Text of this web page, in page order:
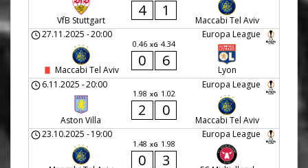
VfB Stuttgart
4 1
Maccabi Tel Aviv
Europa League
27.11.2025 -20:00
Maccabi Tel Aviv
0.46 xG 4.34
0 6
Lyon
Europa League
6.11.2025 -20:00
Aston Villa
1.98 xG 1.02
2 0
Maccabi Tel Aviv
Europa League
23.10.2025 -19:00
1.48 xG 1.98
0 3